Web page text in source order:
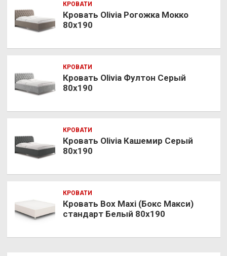
КРОВАТИ
Кровать Olivia Рогожка Мокко
80х190
КРОВАТИ
Кровать Olivia Фултон Серый
80х190
КРОВАТИ
Кровать Olivia Кашемир Серый
80х190
КРОВАТИ
Кровать Box Maxi (Бокс Макси)
стандарт Белый 80х190